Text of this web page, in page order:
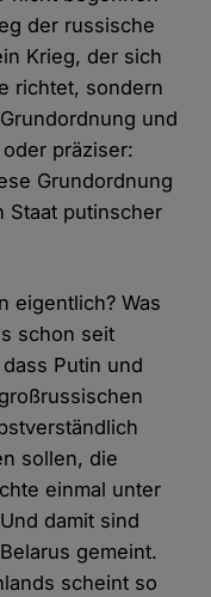
der russische
Krieg, der sich
richtet, sondern
und
präziser:
Grundordnung
Staat putinscher
eigentlich? Was
schon seit
Putin und
sollen, die
einmal unter
damit sind
gemeint.
scheint so